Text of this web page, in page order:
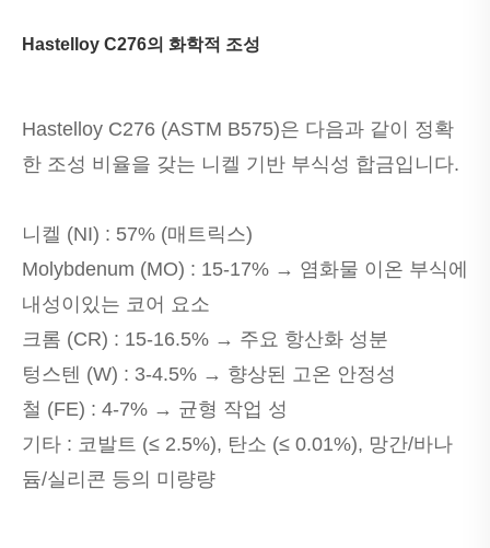
Hastelloy C276의 화학적 조성
Hastelloy C276 (ASTM B575)은 다음과 같이 정확
한 조성 비율을 갖는 니켈 기반 부식성 합금입니다.
니켈 (NI) : 57% (매트릭스)
Molybdenum (MO) : 15-17% → 염화물 이온 부식에
내성이있는 코어 요소
크롬 (CR) : 15-16.5% → 주요 항산화 성분
텅스텐 (W) : 3-4.5% → 향상된 고온 안정성
철 (FE) : 4-7% → 균형 작업 성
기타 : 코발트 (≤ 2.5%), 탄소 (≤ 0.01%), 망간/바나
듐/실리콘 등의 미량량